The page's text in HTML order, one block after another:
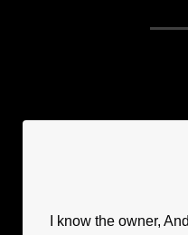
I know the owner,